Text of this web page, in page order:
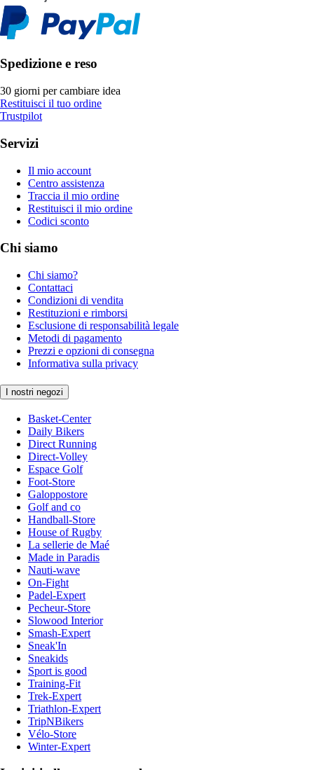
Spedizione e reso
30 giorni per cambiare idea
Restituisci il tuo ordine
Trustpilot
Servizi
Il mio account
Centro assistenza
Traccia il mio ordine
Restituisci il mio ordine
Codici sconto
Chi siamo
Chi siamo?
Contattaci
Condizioni di vendita
Restituzioni e rimborsi
Esclusione di responsabilità legale
Metodi di pagamento
Prezzi e opzioni di consegna
Informativa sulla privacy
I nostri negozi
Basket-Center
Daily Bikers
Direct Running
Direct-Volley
Espace Golf
Foot-Store
Galoppostore
Golf and co
Handball-Store
House of Rugby
La sellerie de Maé
Made in Paradis
Nauti-wave
On-Fight
Padel-Expert
Pecheur-Store
Slowood Interior
Smash-Expert
Sneak'In
Sneakids
Sport is good
Training-Fit
Trek-Expert
Triathlon-Expert
TripNBikers
Vélo-Store
Winter-Expert